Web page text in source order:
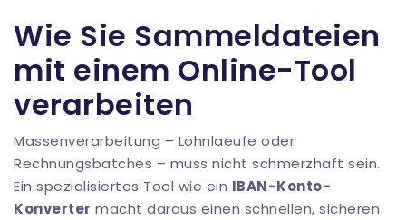
Wie Sie Sammeldateien
mit einem Online-Tool
verarbeiten
Massenverarbeitung – Lohnlaeufe oder
Rechnungsbatches – muss nicht schmerzhaft sein.
Ein spezialisiertes Tool wie ein IBAN-Konto-
Konverter macht daraus einen schnellen, sicheren